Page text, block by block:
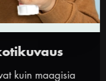
maagisia